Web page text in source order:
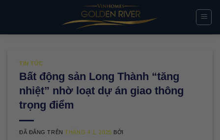
TIN TỨC
Bất động sản Long Thành “tăng
nhiệt” nhờ loạt dự án giao thông
trọng điểm
ĐÃ ĐĂNG TRÊNTHÁNG 4 1, 2025 BỞI